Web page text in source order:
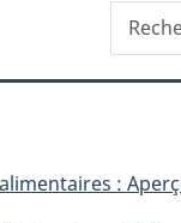
dans
: